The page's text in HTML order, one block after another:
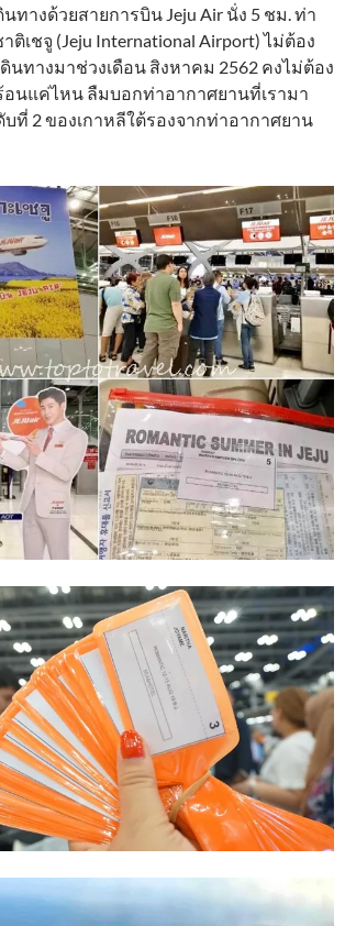
นทางด้วยสายการบิน Jeju Air นั่ง 5 ชม. ท่า
เชจู (Jeju International Airport) ไม่ต้อง
ดินทางมาช่วงเดือน สิงหาคม 2562 คงไม่ต้อง
นแค่ไหน ลืมบอกท่าอากาศยานที่เรามา
ที่ 2 ของเกาหลีใต้รองจากท่าอากาศยาน